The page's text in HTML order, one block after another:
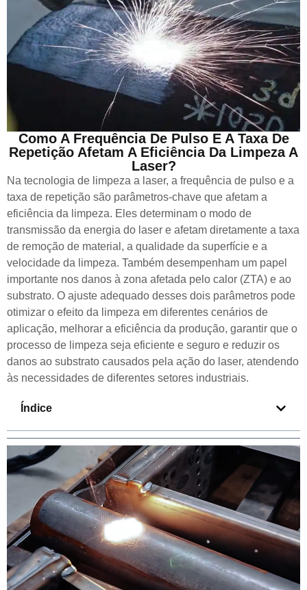
Como A Frequência De Pulso E A Taxa De
Repetição Afetam A Eficiência Da Limpeza A
Laser?
Na tecnologia de limpeza a laser, a frequência de pulso e a
taxa de repetição são parâmetros-chave que afetam a
eficiência da limpeza. Eles determinam o modo de
transmissão da energia do laser e afetam diretamente a taxa
de remoção de material, a qualidade da superfície e a
velocidade da limpeza. Também desempenham um papel
importante nos danos à zona afetada pelo calor (ZTA) e ao
substrato. O ajuste adequado desses dois parâmetros pode
otimizar o efeito da limpeza em diferentes cenários de
aplicação, melhorar a eficiência da produção, garantir que o
processo de limpeza seja eficiente e seguro e reduzir os
danos ao substrato causados pela ação do laser, atendendo
às necessidades de diferentes setores industriais.
Índice